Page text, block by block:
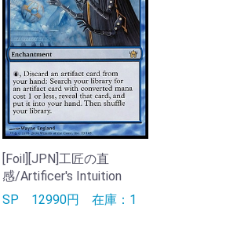
[Foil][JPN]工匠の直
感/Artificer's Intuition
SP 12990円在庫：1